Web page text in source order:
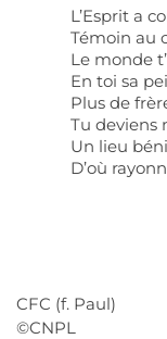
L’Esprit a
Témoin au
Le monde
En toi sa
Plus de
Tu deviens
Un lieu béni
D’où
CFC (f. Paul)
©CNPL